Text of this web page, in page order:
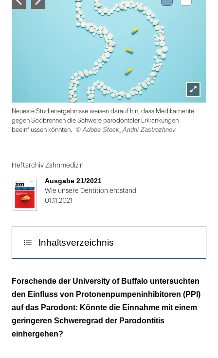
Lightbox
öffnen
Neueste Studienergebnisse weisen darauf hin, dass Medikamente
gegen Sodbrennen die Schwere parodontaler Erkrankungen
beeinflussen könnten.
© Adobe Stock_Andrii Zastrozhnov
1
von
2
Heftarchiv Zahnmedizin
Ausgabe 21/2021
Wie unsere Dentition entstand
01.11.2021
Inhaltsverzeichnis
Die Sondierungstiefen sind geringer
Forschende der University of Buffalo untersuchten
den Einfluss von Protonenpumpeninhibitoren (PPI)
auf das Parodont: Könnte die Einnahme mit einem
geringeren Schweregrad der Parodontitis
einhergehen?